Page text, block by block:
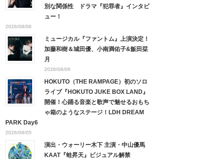
別な関係性 ドラマ『犯罪者』インタビ
ュー！
2026/08/06
ミュージカル『ファントム』上演決定！
加藤和樹＆城田優、小南満佑子&飯田栞
月
2026/08/06
HOKUTO（THE RAMPAGE）初のソロ
ライブ『HOKUTO JUKE BOX LAND』
開催！心踊る音楽と歌声で魅せるおもち
ゃ箱のようなステージ！LDH DREAM
PARK Day6
2026/08/05
演出・ウォーリー木下 主演・中山優馬
KAAT『蛙昇天』ビジュアル解禁